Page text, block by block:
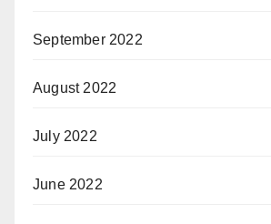
September 2022
August 2022
July 2022
June 2022